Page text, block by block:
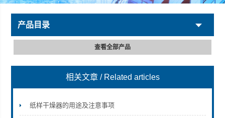
产品目录
查看全部产品
相关文章 / Related articles
纸样干燥器的用途及注意事项